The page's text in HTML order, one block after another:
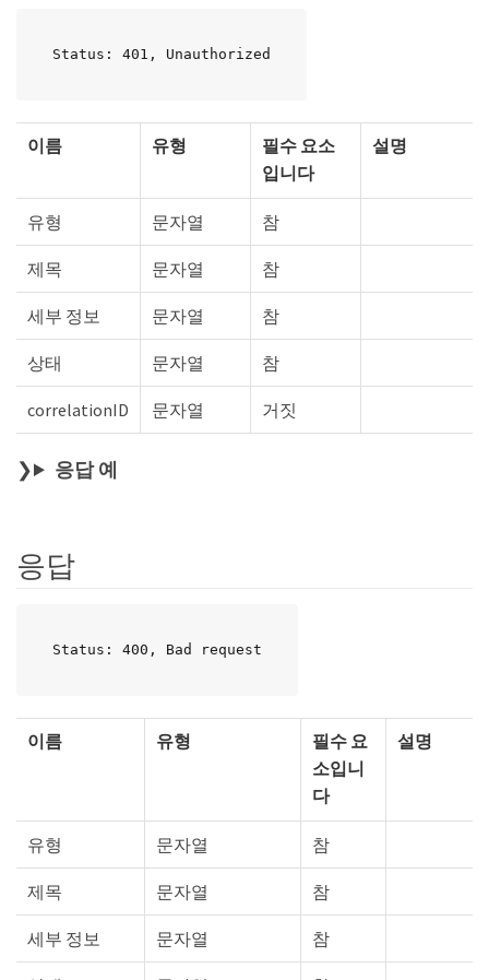
Status: 401, Unauthorized
이름 유형
필수 요소
입니다
설명
유형 문자열 참
제목 문자열 참
세부 정보 문자열 참
상태 문자열 참
correlationID 문자열 거짓
응답 예
응답
Status: 400, Bad request
이름 유형
필수 요
소입니
다
설명
유형 문자열 참
제목 문자열 참
세부 정보 문자열 참